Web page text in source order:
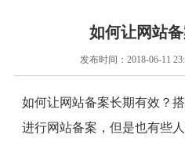
如何让网站
发布时间：2018-06-11
如何让网站备案长期有效？
进行网站备案，但是也有些